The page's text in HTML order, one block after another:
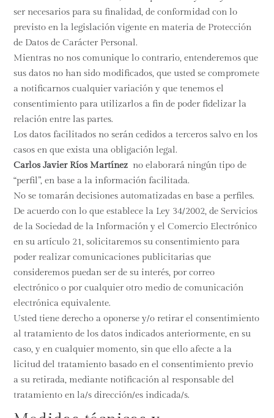
ser necesarios para su finalidad, de conformidad con lo
previsto en la legislación vigente en materia de Protección
de Datos de Carácter Personal.
Mientras no nos comunique lo contrario, entenderemos que
sus datos no han sido modificados, que usted se compromete
a notificarnos cualquier variación y que tenemos el
consentimiento para utilizarlos a fin de poder fidelizar la
relación entre las partes.
Los datos facilitados no serán cedidos a terceros salvo en los
casos en que exista una obligación legal.
Carlos Javier Ríos Martínez no elaborará ningún tipo de
“perfil”, en base a la información facilitada.
No se tomarán decisiones automatizadas en base a perfiles.
De acuerdo con lo que establece la Ley 34/2002, de Servicios
de la Sociedad de la Información y el Comercio Electrónico
en su artículo 21, solicitaremos su consentimiento para
poder realizar comunicaciones publicitarias que
consideremos puedan ser de su interés, por correo
electrónico o por cualquier otro medio de comunicación
electrónica equivalente.
Usted tiene derecho a oponerse y/o retirar el consentimiento
al tratamiento de los datos indicados anteriormente, en su
caso, y en cualquier momento, sin que ello afecte a la
licitud del tratamiento basado en el consentimiento previo
a su retirada, mediante notificación al responsable del
tratamiento en la/s dirección/es indicada/s.